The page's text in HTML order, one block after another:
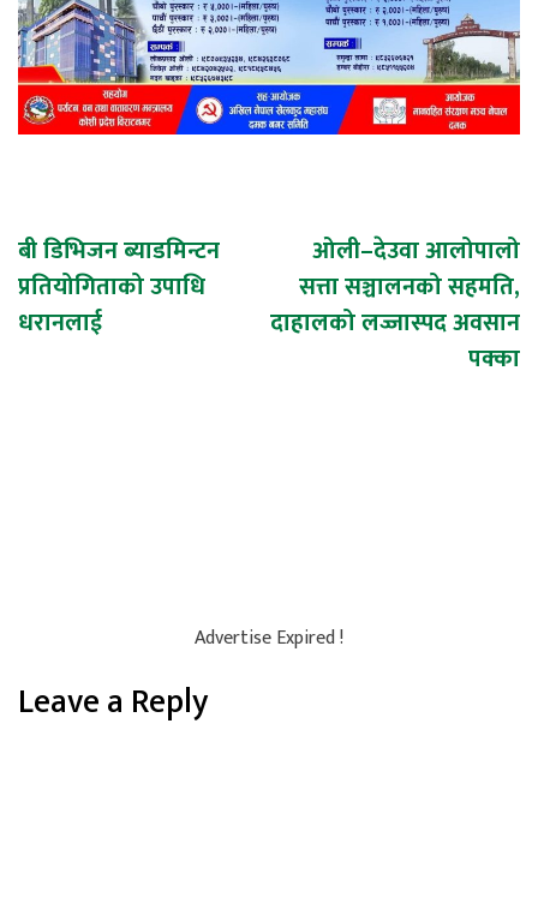
Post
navigation
बी डिभिजन ब्याडमिन्टन
प्रतियोगिताको उपाधि
धरानलाई
ओली–देउवा आलोपालो
सत्ता सञ्चालनको सहमति,
दाहालको लज्जास्पद अवसान
पक्का
Advertise Expired !
Leave a Reply